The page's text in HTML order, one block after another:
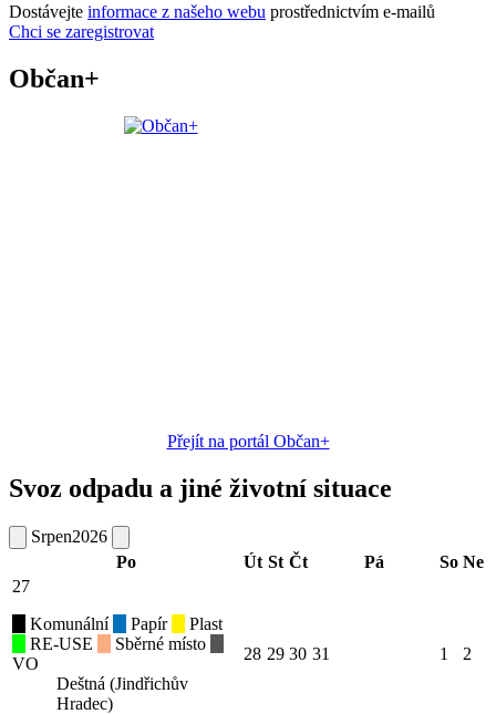
Dostávejte informace z našeho webu prostřednictvím e-mailů
Chci se zaregistrovat
Občan+
Přejít na portál Občan+
Svoz odpadu a jiné životní situace
Srpen2026
Po
Út St Čt Pá So Ne
27
Komunální
Papír
Plast
RE-USE
Sběrné místo
VO
Deštná (Jindřichův
Hradec)
28 29 30 31 1 2